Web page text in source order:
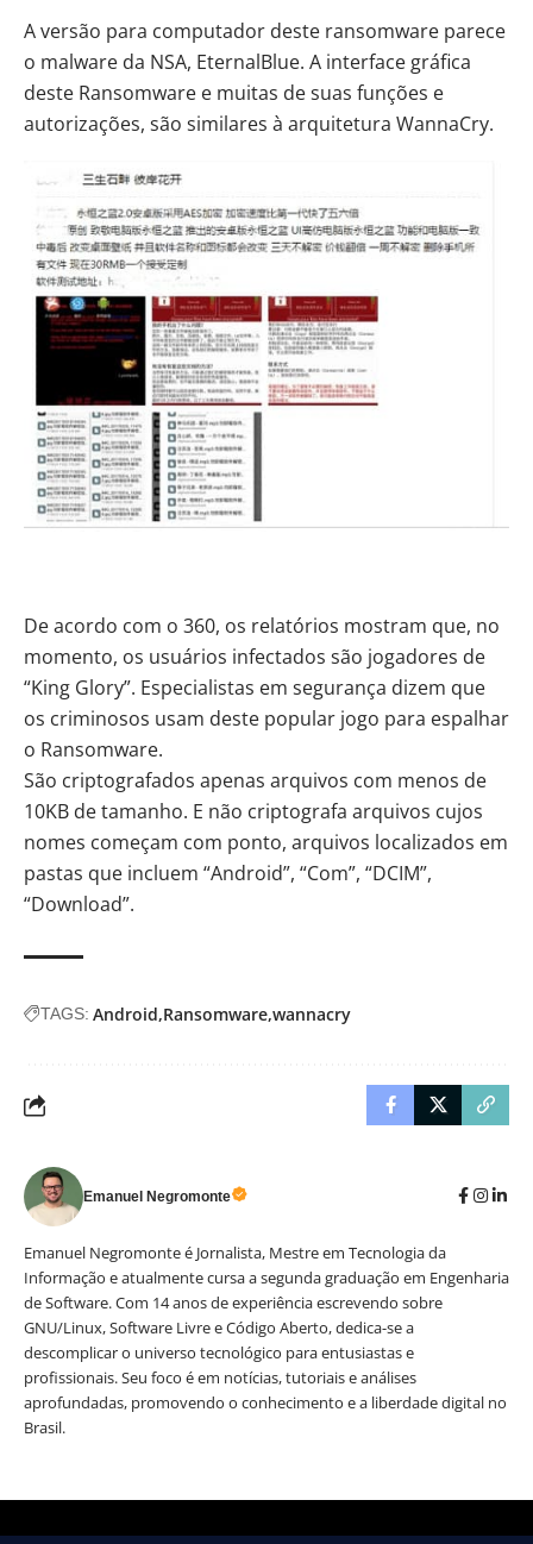
A versão para computador deste ransomware parece
o malware da NSA, EternalBlue. A interface gráfica
deste Ransomware e muitas de suas funções e
autorizações, são similares à arquitetura WannaCry.
De acordo com o 360, os relatórios mostram que, no
momento, os usuários infectados são jogadores de
“King Glory”. Especialistas em segurança dizem que
os criminosos usam deste popular jogo para espalhar
o Ransomware.
São criptografados apenas arquivos com menos de
10KB de tamanho. E não criptografa arquivos cujos
nomes começam com ponto, arquivos localizados em
pastas que incluem “Android”, “Com”, “DCIM”,
“Download”.
TAGS: Android Ransomware wannacry
Emanuel Negromonte
Emanuel Negromonte é Jornalista, Mestre em Tecnologia da
Informação e atualmente cursa a segunda graduação em Engenharia
de Software. Com 14 anos de experiência escrevendo sobre
GNU/Linux, Software Livre e Código Aberto, dedica-se a
descomplicar o universo tecnológico para entusiastas e
profissionais. Seu foco é em notícias, tutoriais e análises
aprofundadas, promovendo o conhecimento e a liberdade digital no
Brasil.